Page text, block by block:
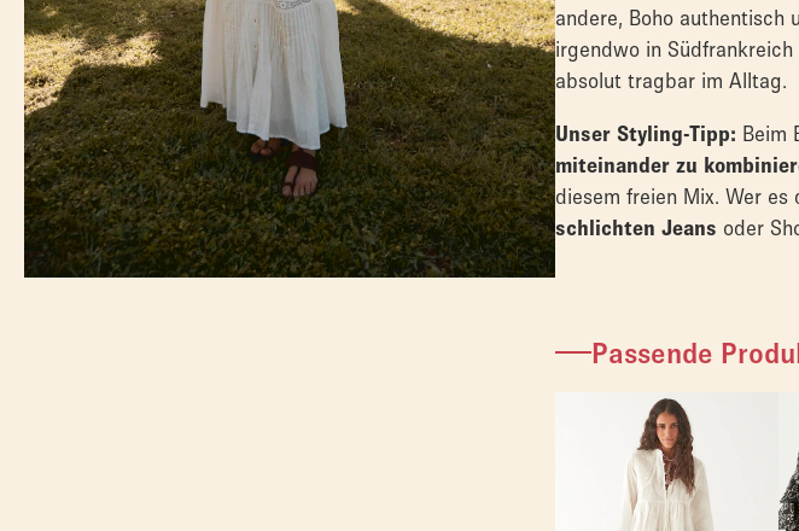
andere, Boho authentisch
irgendwo in
absolut tragbar im Alltag.
Unser Styling-Tipp: Beim
miteinander zu
diesem freien Mix. Wer
schlichten Jeans oder
Passende